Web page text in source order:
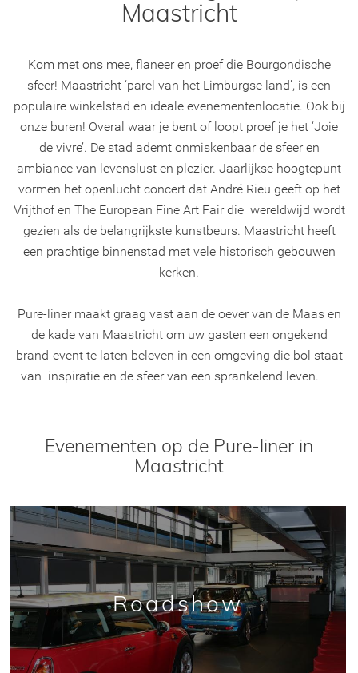
Maastricht
Kom met ons mee, flaneer en proef die Bourgondische
sfeer! Maastricht ‘parel van het Limburgse land’, is een
populaire winkelstad en ideale evenementenlocatie. Ook bij
onze buren! Overal waar je bent of loopt proef je het ‘Joie
de vivre’. De stad ademt onmiskenbaar de sfeer en
ambiance van levenslust en plezier. Jaarlijkse hoogtepunt
vormen het openlucht concert dat André Rieu geeft op het
Vrijthof en The European Fine Art Fair die wereldwijd wordt
gezien als de belangrijkste kunstbeurs. Maastricht heeft
een prachtige binnenstad met vele historisch gebouwen
kerken.
Pure-liner maakt graag vast aan de oever van de Maas en
de kade van Maastricht om uw gasten een ongekend
brand-event te laten beleven in een omgeving die bol staat
van inspiratie en de sfeer van een sprankelend leven.
Evenementen op de Pure-liner in
Maastricht
Roadshow